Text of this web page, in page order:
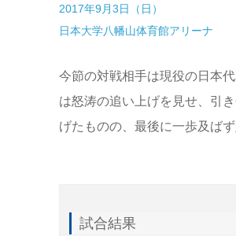
2017年9月3日（日）
日本大学八幡山体育館アリーナ
今節の対戦相手は現役の日本
は怒涛の追い上げを見せ、引
げたものの、最後に一歩及ば
試合結果